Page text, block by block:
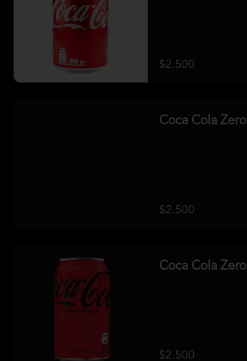
$2.500
Coca Cola Zero
$2.500
Coca Cola Zero
$2.500